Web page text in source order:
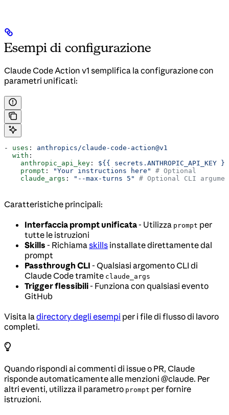
Esempi di configurazione
Claude Code Action v1 semplifica la configurazione con
parametri unificati:
- uses : anthropics/claude-code-action@v1
  with
:
    anthropic_api_key
: ${{ secrets.ANTHROPIC_API_KEY }}
    prompt
: "Your instructions here"
# Optional
    claude_args
: "--max-turns 5" # Optional CLI
Caratteristiche principali:
Interfaccia prompt unificata- Utilizza prompt per
tutte le istruzioni
Skills - Richiama skills installate direttamente dal
prompt
Passthrough CLI - Qualsiasi argomento CLI di
Claude Code tramite claude_args
Trigger flessibili- Funziona con qualsiasi evento
GitHub
Visita la directory degli esempi per i file di flusso di lavoro
completi.
Quando rispondi ai commenti di issue o PR, Claude
risponde automaticamente alle menzioni @claude. Per
altri eventi, utilizza il parametro prompt per fornire
istruzioni.